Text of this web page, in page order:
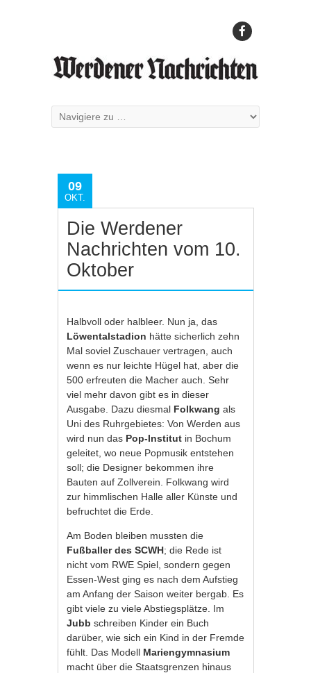
09
OKT.
Die Werdener
Nachrichten vom 10.
Oktober
Halbvoll oder halbleer. Nun ja, das
Löwentalstadion hätte sicherlich zehn
Mal soviel Zuschauer vertragen, auch
wenn es nur leichte Hügel hat, aber die
500 erfreuten die Macher auch. Sehr
viel mehr davon gibt es in dieser
Ausgabe. Dazu diesmal Folkwang als
Uni des Ruhrgebietes: Von Werden aus
wird nun das Pop-Institut in Bochum
geleitet, wo neue Popmusik entstehen
soll; die Designer bekommen ihre
Bauten auf Zollverein. Folkwang wird
zur himmlischen Halle aller Künste und
befruchtet die Erde.
Am Boden bleiben mussten die
Fußballer des SCWH; die Rede ist
nicht vom RWE Spiel, sondern gegen
Essen-West ging es nach dem Aufstieg
am Anfang der Saison weiter bergab. Es
gibt viele zu viele Abstiegsplätze. Im
Jubb schreiben Kinder ein Buch
darüber, wie sich ein Kind in der Fremde
fühlt. Das Modell Mariengymnasium
macht über die Staatsgrenzen hinaus